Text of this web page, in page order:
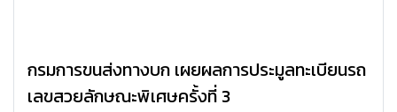
กรมการขนส่งทางบก เผยผลการประมูลทะเบียนรถ
เลขสวยลักษณะพิเศษครั้งที่ 3